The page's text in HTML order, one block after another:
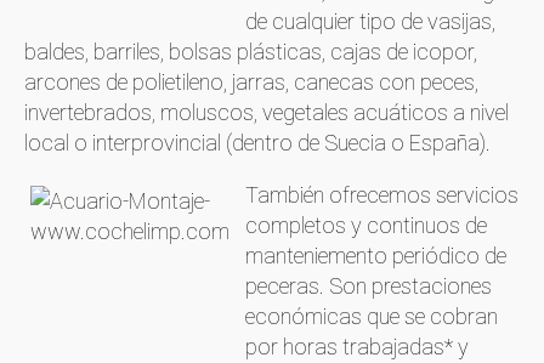
de cualquier tipo de vasijas,
baldes, barriles, bolsas plásticas, cajas de icopor,
arcones de polietileno, jarras, canecas con peces,
invertebrados, moluscos, vegetales acuáticos a nivel
local o interprovincial (dentro de Suecia o España).
También ofrecemos servicios
completos y continuos de
manteniemento periódico de
peceras. Son prestaciones
económicas que se cobran
por horas trabajadas* y